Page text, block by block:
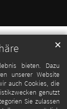
bieten. Dazu
unserer Website
auch Cookies, die
genutzt
Sie zulassen
✕